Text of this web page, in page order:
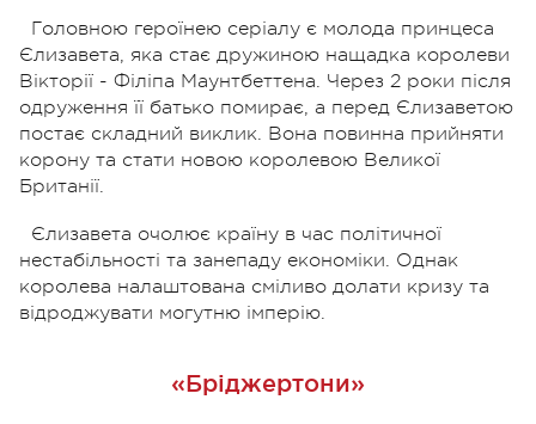
Головною героїнею серіалу є молода принцеса
Єлизавета, яка стає дружиною нащадка королеви
Вікторії - Філіпа Маунтбеттена. Через 2 роки після
одруження її батько помирає, а перед Єлизаветою
постає складний виклик. Вона повинна прийняти
корону та стати новою королевою Великої
Британії.
Єлизавета очолює країну в час політичної
нестабільності та занепаду економіки. Однак
королева налаштована сміливо долати кризу та
відроджувати могутню імперію.
«Бріджертони»